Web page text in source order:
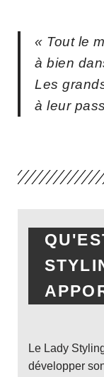
« Tout le
à bien
Les
à leur
Le Lady
développer